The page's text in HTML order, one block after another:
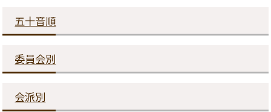
五十音順
委員会別
会派別